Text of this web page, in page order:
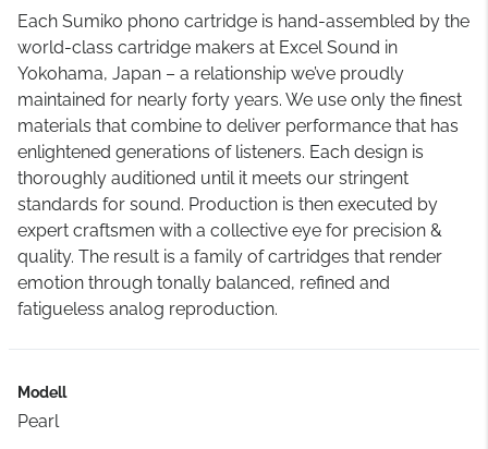
Each Sumiko phono cartridge is hand-assembled by the
world-class cartridge makers at Excel Sound in
Yokohama, Japan – a relationship we’ve proudly
maintained for nearly forty years. We use only the finest
materials that combine to deliver performance that has
enlightened generations of listeners. Each design is
thoroughly auditioned until it meets our stringent
standards for sound. Production is then executed by
expert craftsmen with a collective eye for precision &
quality. The result is a family of cartridges that render
emotion through tonally balanced, refined and
fatigueless analog reproduction.
Modell
Pearl